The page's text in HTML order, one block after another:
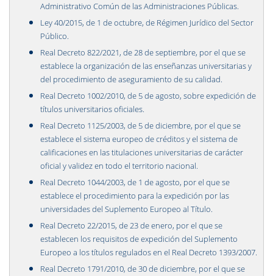
Administrativo Común de las Administraciones Públicas.
Ley 40/2015, de 1 de octubre, de Régimen Jurídico del Sector
Público.
Real Decreto 822/2021, de 28 de septiembre, por el que se
establece la organización de las enseñanzas universitarias y
del procedimiento de aseguramiento de su calidad.
Real Decreto 1002/2010, de 5 de agosto, sobre expedición de
títulos universitarios oficiales.
Real Decreto 1125/2003, de 5 de diciembre, por el que se
establece el sistema europeo de créditos y el sistema de
calificaciones en las titulaciones universitarias de carácter
oficial y validez en todo el territorio nacional.
Real Decreto 1044/2003, de 1 de agosto, por el que se
establece el procedimiento para la expedición por las
universidades del Suplemento Europeo al Título.
Real Decreto 22/2015, de 23 de enero, por el que se
establecen los requisitos de expedición del Suplemento
Europeo a los títulos regulados en el Real Decreto 1393/2007.
Real Decreto 1791/2010, de 30 de diciembre, por el que se